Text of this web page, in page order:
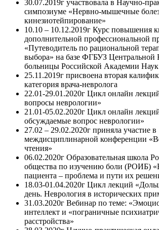
30.07.2019г участвовала в Научно-
симпозиуме «Нервно-мышечные
кинезиотейпирование»
10.10 – 10.12.2019г Курс повышения
дополнительной профессиональной
«Путеводитель по рациональной
выбора» на базе ФГБУЗ Центральной
больницы Российской Академии Наук
25.11.2019г присвоена вторая
категория врача-невролога
22.01-29.01.2020г Цикл онлайн
вопросы неврологии»
21.01-05.02.2020г Цикл онлайн
обсуждаемые вопрос неврологии»
27.02 – 29.02.2020г приняла участие в
междисциплинарной конференции
чтения»
06.02.2020г Образовательная школа
общества по изучению боли (РОИБ)
пациента – проблема и пути их
18.03-01.04.2020г Цикл лекций
день. Неврология в исторических
31.03.2020г Вебинар по теме:
интеллект и «пограничные
расстройства»